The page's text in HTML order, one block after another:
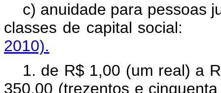
c) anuidade para pessoas
classes de capital
2010).
1. de R$ 1,00 (um real) a
350,00 (trezentos e